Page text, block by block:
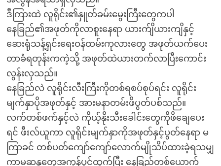
ဒီကြားထဲ လူရိုင်း၏နှူတ်ခမ်းမွေးကြီးတွေကပါ
နေခြည်၏အဖုတ်ကိုလာစူးနေရာ ယားက်ျိယားကျိနှင့်
ဆေးရုံသန့်ရှင်းရေးဝန်ထမ်းကုလားတွေ အဖုတ်ယက်ပေး
တာခံရတုန်းကကဲ့သို့ အဖုတ်ထဲယားတက်လာပြီးကောင်း
လွန်းလှသည်။
နေခြည်လဲ လူရိုင်းလီးကြီးကိုတစ်ရစပ်စုပ်ရင်း လူရိုင်း
မျက်နှာပိုအဖုတ်နှင့် အားမနာတမ်းဖိပွတ်ပစ်သည်။
လက်တစ်ဖက်နှင့်လဲ ကိုယ့်နိုးသီးခေါင်းတွေကိုဖိချေပေး
ရင် ဖီးလ်ယူကာ လူရိုင်းမျက်နှာကိုအဖုတ်နှင့်ပွတ်နေရာ မ
ကြာခင် တစ်ပတ်ကျော်ကျော်လောက်မျိုသိပ်ထားခဲ့ရသမျှ
ကာမဆန္ဒတွေအကုန်ပွင့်ထွက်ပြီး နေခြည်တစ်ယောက်